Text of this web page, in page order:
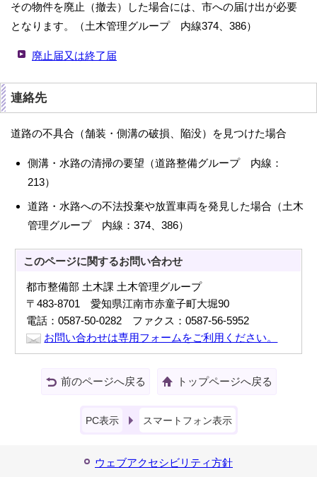
その物件を廃止（撤去）した場合には、市への届け出が必要
となります。（土木管理グループ 内線374、386）
廃止届又は終了届
連絡先
道路の不具合（舗装・側溝の破損、陥没）を見つけた場合
側溝・水路の清掃の要望（道路整備グループ 内線：
213）
道路・水路への不法投棄や放置車両を発見した場合（土木
管理グループ 内線：374、386）
このページに関するお問い合わせ
都市整備部 土木課 土木管理グループ
〒483-8701 愛知県江南市赤童子町大堀90
電話：0587-50-0282 ファクス：0587-56-5952
お問い合わせは専用フォームをご利用ください。
前のページへ戻る トップページへ戻る
PC表示 スマートフォン表示
ウェブアクセシビリティ方針